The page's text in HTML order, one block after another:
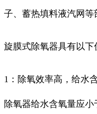
子、蓄热填料液汽网等
旋膜式除氧器具有以下
1：除氧效率高，给水
除氧器给水含氧量应